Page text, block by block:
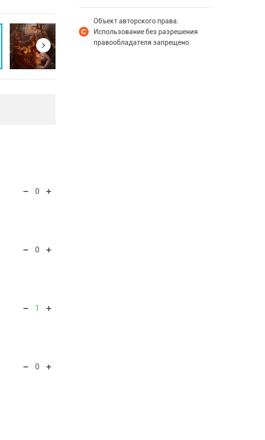
0
0
1
0
Объект авторского права.
Использование без разрешения
правообладателя запрещено.